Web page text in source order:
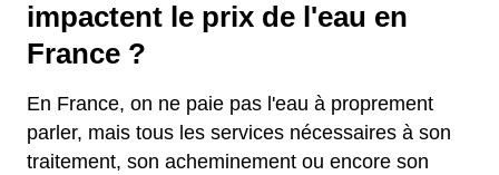
impactent le prix de l'eau en
France ?
En France, on ne paie pas l'eau à proprement
parler, mais tous les services nécessaires à son
traitement, son acheminement ou encore son